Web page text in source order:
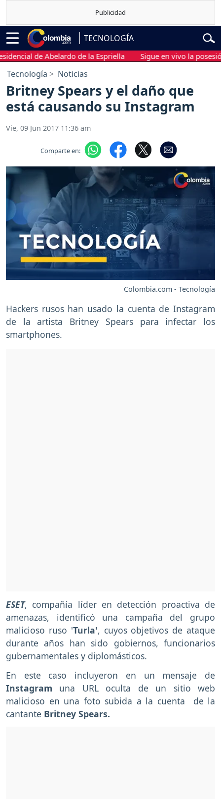
TECNOLOGÍA
de Abelardo de la Espriella Sigue en vivo la posesión
Tecnología Noticias
Britney Spears y el daño que
está causando su Instagram
Vie, 09 Jun 2017 11:36 am
Comparte en:
Colombia.com - Tecnología
Hackers rusos han usado la cuenta de Instagram
de la artista Britney Spears para infectar los
smartphones.
ESET, compañía líder en detección proactiva de
amenazas, identificó una campaña del grupo
malicioso ruso 'Turla', cuyos objetivos de ataque
durante años han sido gobiernos, funcionarios
gubernamentales y diplomásticos.
En este caso incluyeron en un mensaje de
Instagram una URL oculta de un sitio web
malicioso en una foto subida a la cuenta de la
cantante Britney Spears.